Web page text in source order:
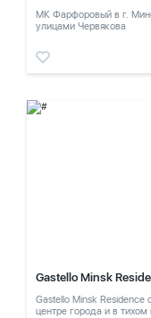
МК Фарфоровый в г.
улицами Червякова
Gastello Minsk
Gastello Minsk Residence
центре города и в тихом